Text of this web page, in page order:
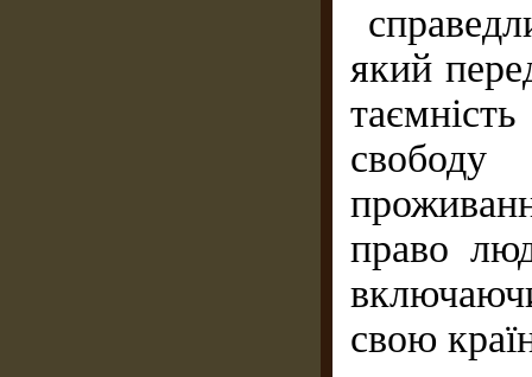
який
право
свою